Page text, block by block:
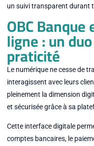
un suivi transparent durant
OBC
ligne : un
praticité
Le numérique ne cesse de
interagissent avec leurs
pleinement la dimension
et sécurisée grâce à sa
Cette interface digitale
comptes bancaires, le